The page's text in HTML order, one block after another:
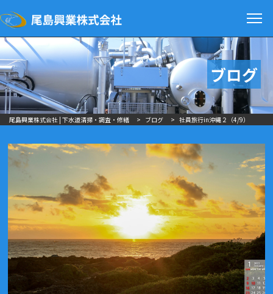
ブログ
尾島興業株式会社 | 下水道清掃・調査・修繕 > ブログ > 社員旅行in沖縄２（4/9）